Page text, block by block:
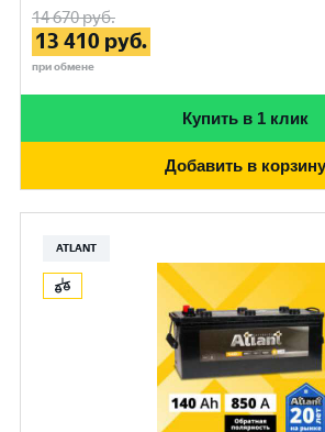
14 670руб.
13 410 руб.
при обмене
Купить в 1 клик
Добавить в корзину
ATLANT